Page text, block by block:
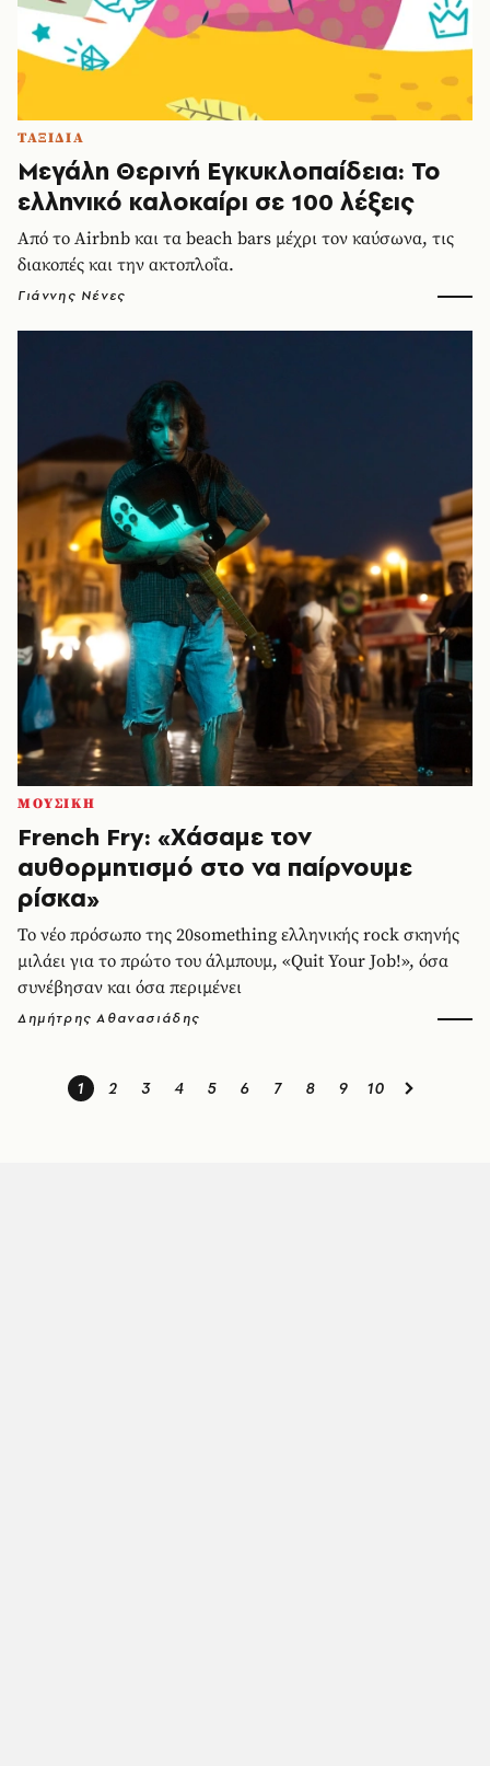
ΤΑΞΙΔΙΑ
Μεγάλη Θερινή Εγκυκλοπαίδεια: Το
ελληνικό καλοκαίρι σε 100 λέξεις
Από το Airbnb και τα beach bars μέχρι τον καύσωνα, τις
διακοπές και την ακτοπλοΐα.
Γιάννης Νένες
ΜΟΥΣΙΚΗ
French Fry: «Χάσαμε τον
αυθορμητισμό στο να παίρνουμε
ρίσκα»
Το νέο πρόσωπο της 20something ελληνικής rock σκηνής
μιλάει για το πρώτο του άλμπουμ, «Quit Your Job!», όσα
συνέβησαν και όσα περιμένει
Δημήτρης Αθανασιάδης
1 2 3 4 5 6 7 8 9 10